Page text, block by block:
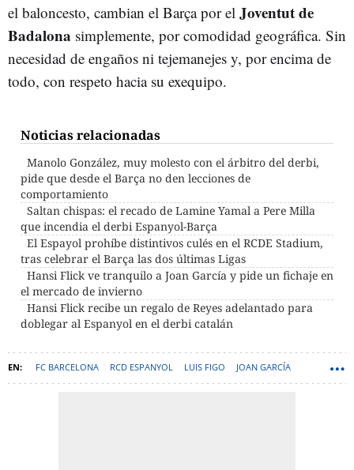
el baloncesto, cambian el Barça por el Joventut de
Badalona simplemente, por comodidad geográfica. Sin
necesidad de engaños ni tejemanejes y, por encima de
todo, con respeto hacia su exequipo.
Noticias relacionadas
Manolo González, muy molesto con el árbitro del derbi,
pide que desde el Barça no den lecciones de
comportamiento
Saltan chispas: el recado de Lamine Yamal a Pere Milla
que incendia el derbi Espanyol-Barça
El Espayol prohíbe distintivos culés en el RCDE Stadium,
tras celebrar el Barça las dos últimas Ligas
Hansi Flick ve tranquilo a Joan García y pide un fichaje en
el mercado de invierno
Hansi Flick recibe un regalo de Reyes adelantado para
doblegar al Espanyol en el derbi catalán
FC BARCELONA RCD ESPANYOL LUIS FIGO JOAN GARCÍA